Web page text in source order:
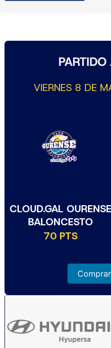
VIERNES 8 DE
CLOUD.GAL OURENSE
BALONCESTO
70 PTS